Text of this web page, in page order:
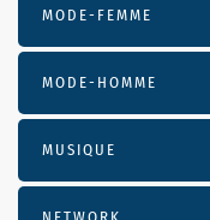
MODE-FEMME
MODE-HOMME
MUSIQUE